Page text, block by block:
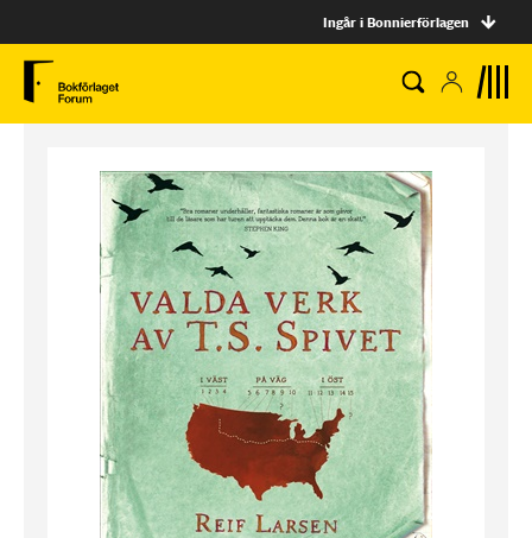
Ingår i Bonnierförlagen